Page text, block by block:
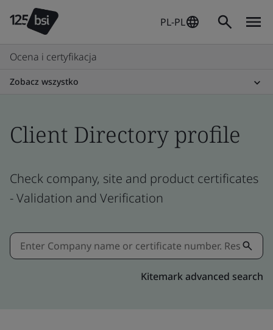
PL-PL
Ocena i certyfikacja
Zobacz wszystko
Client Directory profile
Check company, site and product certificates
- Validation and Verification
Kitemark advanced search